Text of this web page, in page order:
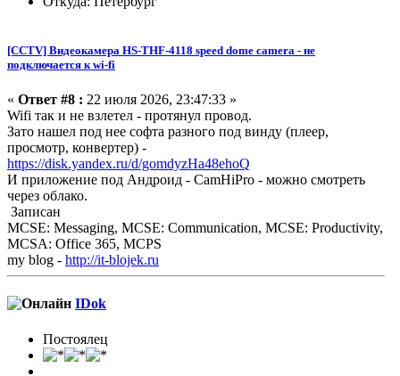
[CCTV] Видеокамера HS-THF-4118 speed dome camera - не
подключается к wi-fi
« Ответ #8 : 22 июля 2026, 23:47:33 »
Wifi так и не взлетел - протянул провод.
Зато нашел под нее софта разного под винду (плеер,
просмотр, конвертер) -
https://disk.yandex.ru/d/gomdyzHa48ehoQ
И приложение под Андроид - CamHiPro - можно смотреть
через облако.
Записан
MCSE: Messaging, MCSE: Communication, MCSE: Productivity,
MCSA: Office 365, MCPS
my blog - http://it-blojek.ru
IDok
Постоялец